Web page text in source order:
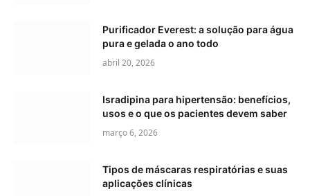
Purificador Everest: a solução para água
pura e gelada o ano todo
abril 20, 2026
Isradipina para hipertensão: benefícios,
usos e o que os pacientes devem saber
março 6, 2026
Tipos de máscaras respiratórias e suas
aplicações clínicas